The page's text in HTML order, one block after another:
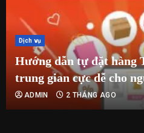
Dịch vụ
Hướng dẫn tự đặt hàng
trung gian cực dễ cho
ADMIN 2 THÁNG AGO